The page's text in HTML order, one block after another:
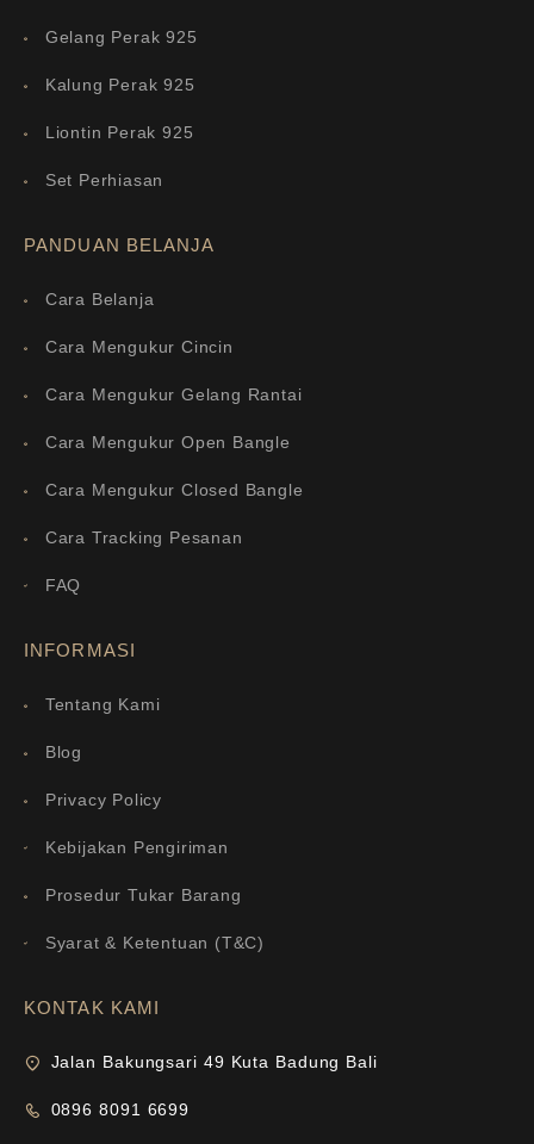
Gelang Perak 925
Kalung Perak 925
Liontin Perak 925
Set Perhiasan
PANDUAN BELANJA
Cara Belanja
Cara Mengukur Cincin
Cara Mengukur Gelang Rantai
Cara Mengukur Open Bangle
Cara Mengukur Closed Bangle
Cara Tracking Pesanan
FAQ
INFORMASI
Tentang Kami
Blog
Privacy Policy
Kebijakan Pengiriman
Prosedur Tukar Barang
Syarat & Ketentuan (T&C)
KONTAK KAMI
Jalan Bakungsari 49 Kuta Badung Bali
0896 8091 6699